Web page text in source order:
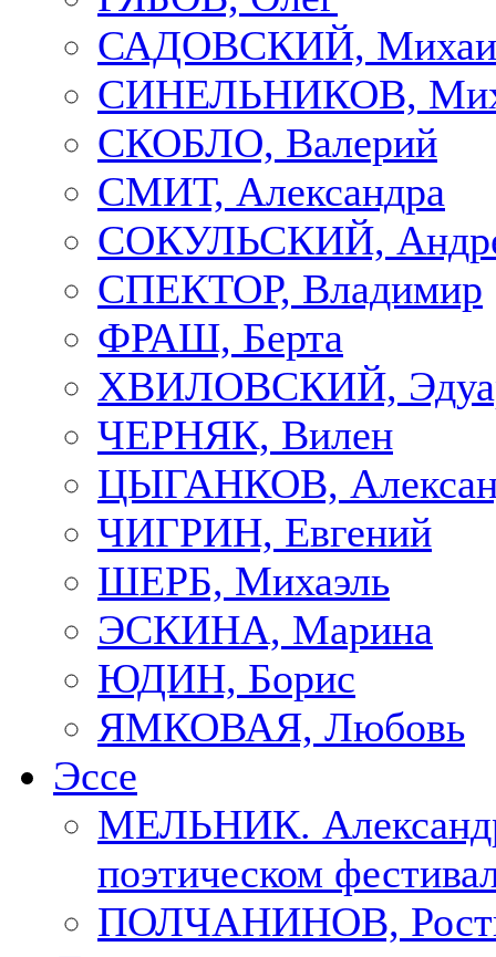
САДОВСКИЙ,
СИНЕЛЬНИКОВ,
СКОБЛО, Валерий
СМИТ, Александра
СОКУЛЬСКИЙ,
СПЕКТОР, Владимир
ФРАШ, Берта
ХВИЛОВСКИЙ,
ЧЕРНЯК, Вилен
ЦЫГАНКОВ,
ЧИГРИН, Евгений
ШЕРБ, Михаэль
ЭСКИНА, Марина
ЮДИН, Борис
ЯМКОВАЯ, Любовь
Эссе
МЕЛЬНИК.
поэтическом
ПОЛЧАНИНОВ,